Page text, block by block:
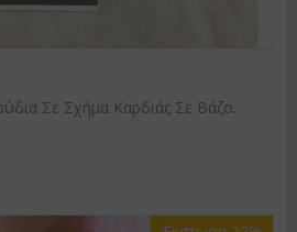
Σε Σχήμα Καρδιάς Σε Βάζο.